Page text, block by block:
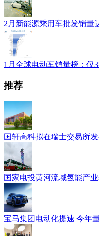
2月新能源乘用车批发销量
1月全球电动车销量榜：仅
推荐
国轩高科拟在瑞士交易所
国家电投黄河流域氢能产
宝马集团电动化提速 今年